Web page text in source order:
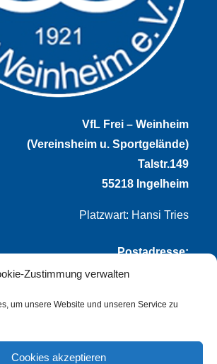
Zustimmung verwalten
um unsere Website und unseren Service zu
Cookies akzeptieren
VfL Frei – Weinheim
(Vereinsheim u. Sportgelände)
Talstr.149
55218 Ingelheim
Platzwart: Hansi Tries
Postadresse:
VfL Frei-Weinheim 1921 e.V.
Thomas Winternheimer
Talstr. 149